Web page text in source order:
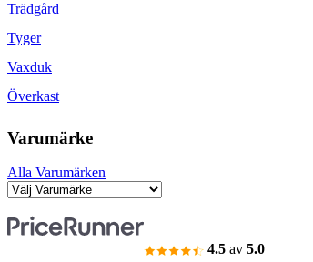
Trädgård
Tyger
Vaxduk
Överkast
Varumärke
Alla Varumärken
4.5 av 5.0